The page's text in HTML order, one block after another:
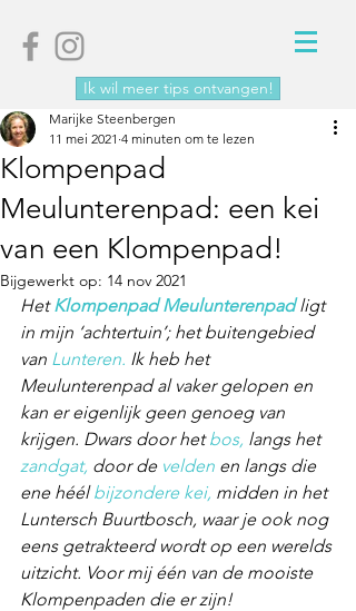
Ik wil meer tips ontvangen!
Klompenpad
Meulunterenpad: een kei
van een Klompenpad!
Marijke Steenbergen
11 mei 2021 4 minuten om te lezen
Bijgewerkt op: 14 nov 2021
Het Klompenpad Meulunterenpad ligt
in mijn ‘achtertuin’; het buitengebied
van Lunteren. Ik heb het
Meulunterenpad al vaker gelopen en
kan er eigenlijk geen genoeg van
krijgen. Dwars door het bos, langs het
zandgat, door de velden en langs die
ene héél bijzondere kei, midden in het
Luntersch Buurtbosch, waar je ook nog
eens getrakteerd wordt op een werelds
uitzicht. Voor mij één van de mooiste
Klompenpaden die er zijn!